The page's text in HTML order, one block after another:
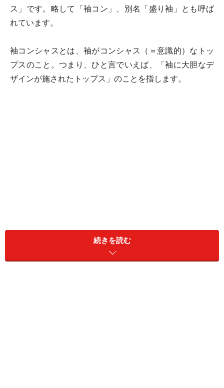
ス」です。略して「袖コン」、別名「盛り袖」とも呼ば
れています。
袖コンシャスとは、袖がコンシャス（＝意識的）なトッ
プスのこと。つまり、ひと言でいえば、「袖に大胆なデ
ザインが施されたトップス」のことを指します。
大胆なデザインとは、フリルやフレアー、リボン付き、
バルーンスリーブ、ドローストリングス、スリット、刺
続きを読む